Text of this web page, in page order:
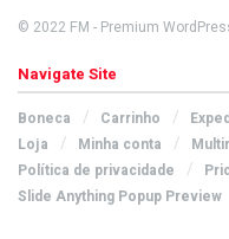
© 2022 FM - Premium
Navigate Site
Boneca Carrinho
Loja
Minha conta
Política de privacidade
Slide Anything Popup Preview